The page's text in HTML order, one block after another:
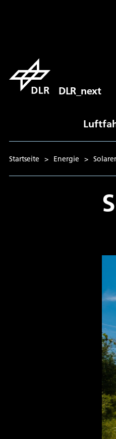
DLR_next
Startseite > Energie >